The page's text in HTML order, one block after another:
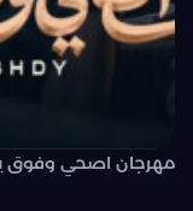
مهرجان اصحي وفوق